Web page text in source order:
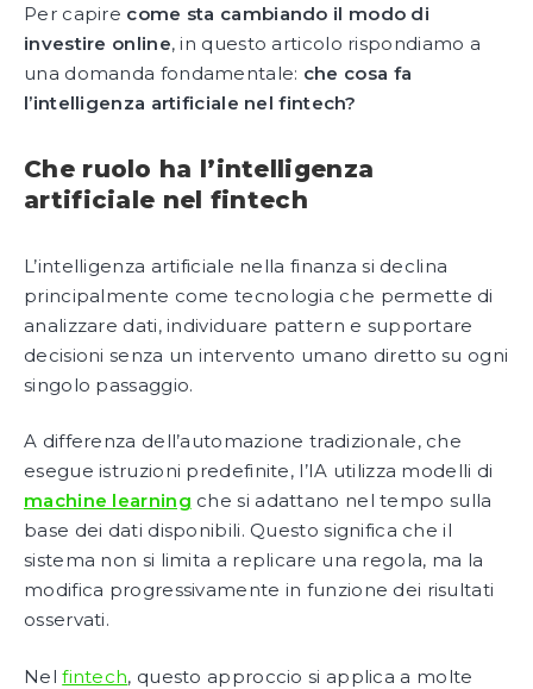
Per capire come sta cambiando il modo di
investire online, in questo articolo rispondiamo a
una domanda fondamentale: che cosa fa
l’intelligenza artificiale nel fintech?
Che ruolo ha l’intelligenza
artificiale nel fintech
L’intelligenza artificiale nella finanza si declina
principalmente come tecnologia che permette di
analizzare dati, individuare pattern e supportare
decisioni senza un intervento umano diretto su ogni
singolo passaggio.
A differenza dell’automazione tradizionale, che
esegue istruzioni predefinite, l’IA utilizza modelli di
machine learning che si adattano nel tempo sulla
base dei dati disponibili. Questo significa che il
sistema non si limita a replicare una regola, ma la
modifica progressivamente in funzione dei risultati
osservati.
Nelfintech, questo approccio si applica a molte